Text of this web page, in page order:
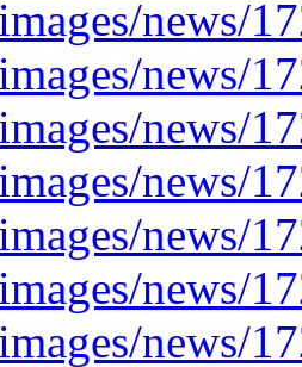
news/
news/
news/
news/
news/
news/
news/